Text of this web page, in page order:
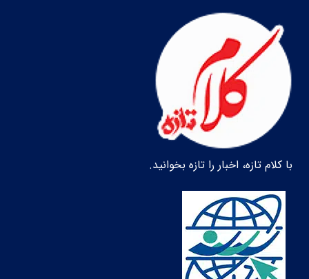
با کلام تازه، اخبار را تازه بخوانید.